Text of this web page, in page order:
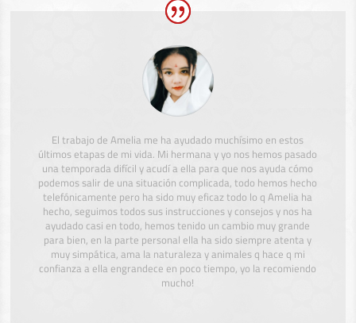
El trabajo de Amelia me ha ayudado muchísimo en estos
últimos etapas de mi vida. Mi hermana y yo nos hemos pasado
una temporada difícil y acudí a ella para que nos ayuda cómo
podemos salir de una situación complicada, todo hemos hecho
telefónicamente pero ha sido muy eficaz todo lo q Amelia ha
hecho, seguimos todos sus instrucciones y consejos y nos ha
ayudado casi en todo, hemos tenido un cambio muy grande
para bien, en la parte personal ella ha sido siempre atenta y
muy simpática, ama la naturaleza y animales q hace q mi
confianza a ella engrandece en poco tiempo, yo la recomiendo
mucho!